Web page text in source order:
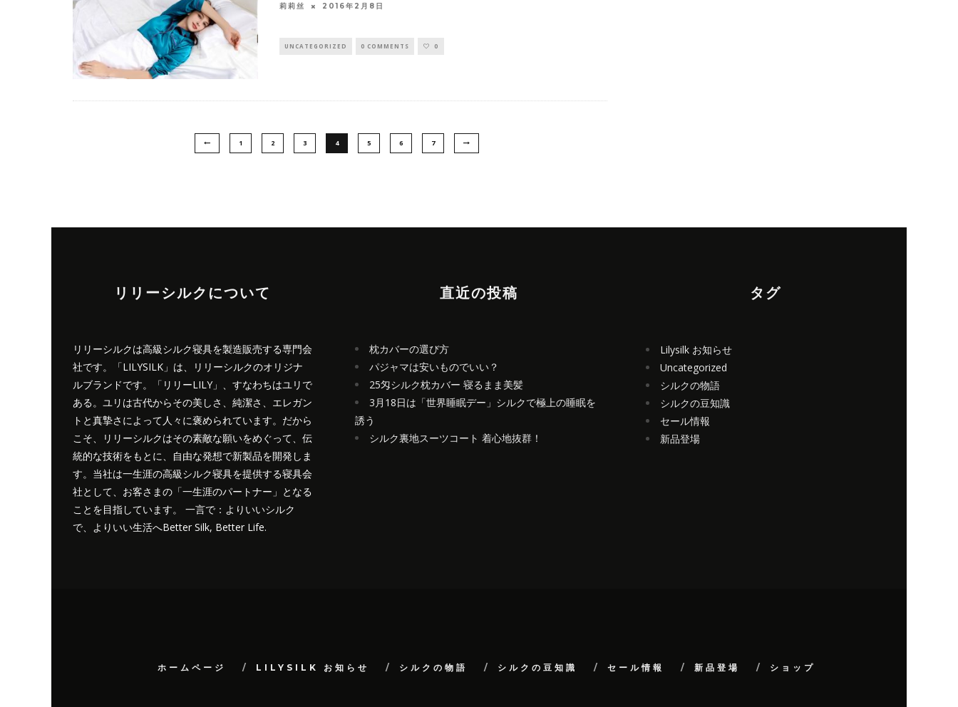
莉莉丝 2016年2月8日
UNCATEGORIZED 0 COMMENTS 0
1 2 3 4 5 6 7
リリーシルクについて
リリーシルクは高級シルク寝具を製造販売する専門会
社です。「LILYSILK」は、リリーシルクのオリジナ
ルブランドです。「リリーLILY」、すなわちはユリで
ある。ユリは古代からその美しさ、純潔さ、エレガン
トと真摯さによって人々に褒められています。だから
こそ、リリーシルクはその素敵な願いをめぐって、伝
統的な技術をもとに、自由な発想で新製品を開発しま
す。当社は一生涯の高級シルク寝具を提供する寝具会
社として、お客さまの「一生涯のパートナー」となる
ことを目指しています。 一言で：よりいいシルク
で、よりいい生活へBetter Silk, Better Life.
直近の投稿
枕カバーの選び方
パジャマは安いものでいい？
25匁シルク枕カバー 寝るまま美髪
3月18日は「世界睡眠デー」シルクで極上の睡眠を
誘う
シルク裏地スーツコート 着心地抜群！
タグ
Lilysilk お知らせ
Uncategorized
シルクの物語
シルクの豆知識
セール情報
新品登場
ホームページ LILYSILK お知らせ シルクの物語 シルクの豆知識 セール情報 新品登場 ショップ